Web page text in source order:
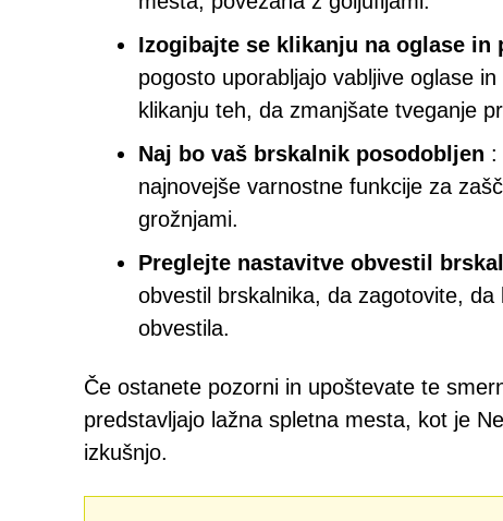
Izogibajte se klikanju na oglase in
pogosto uporabljajo vabljive oglase
klikanju teh, da zmanjšate tveganje
Naj bo vaš brskalnik posodobljen :
najnovejše varnostne funkcije za
grožnjami.
Preglejte nastavitve obvestil
obvestil brskalnika, da zagotovite,
obvestila.
Če ostanete pozorni in upoštevate te
predstavljajo lažna spletna mesta, kot je
izkušnjo.